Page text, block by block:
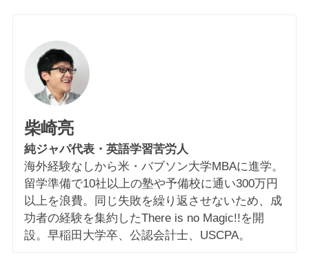
柴崎亮
純ジャパ代表・英語学習苦労人
海外経験なしから米・バブソン大学MBAに進学。
留学準備で10社以上の塾や予備校に通い300万円
以上を浪費。同じ失敗を繰り返させないため、成
功者の経験を集約したThere is no Magic!!を開
設。早稲田大学卒、公認会計士、USCPA。